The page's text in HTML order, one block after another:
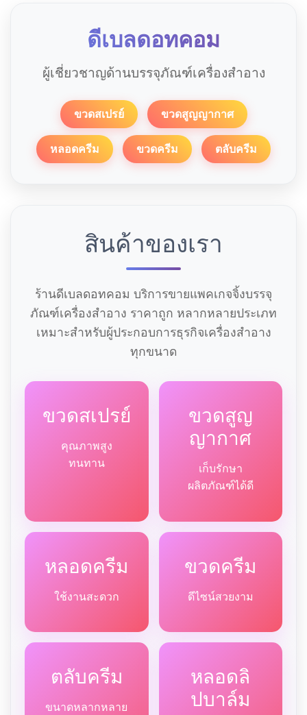
ดีเบลดอทคอม
ผู้เชี่ยวชาญด้านบรรจุภัณฑ์เครื่องสำอาง
ขวดสเปรย์ ขวดสูญญากาศ
หลอดครีม ขวดครีม ตลับครีม
สินค้าของเรา
ร้านดีเบลดอทคอม บริการขายแพคเกจจิ้งบรรจุ
ภัณฑ์เครื่องสำอาง ราคาถูก หลากหลายประเภท
เหมาะสำหรับผู้ประกอบการธุรกิจเครื่องสำอาง
ทุกขนาด
ขวดสเปรย์
คุณภาพสูง
ทนทาน
ขวดสูญ
ญากาศ
เก็บรักษา
ผลิตภัณฑ์ได้ดี
หลอดครีม
ใช้งานสะดวก
ขวดครีม
ดีไซน์สวยงาม
ตลับครีม
ขนาดหลากหลาย
หลอดลิ
ปบาล์ม